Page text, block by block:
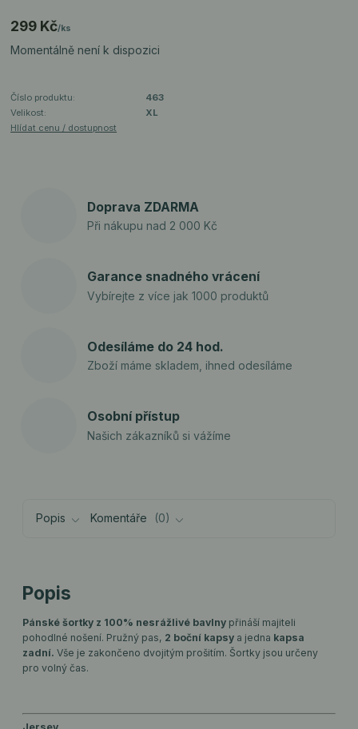
299 Kč/ks
Momentálně není k dispozici
Číslo produktu:
463
Velikost:
XL
Hlídat cenu / dostupnost
Doprava ZDARMA
Při nákupu nad 2 000 Kč
Garance snadného vrácení
Vybírejte z více jak 1000 produktů
Odesíláme do 24 hod.
Zboží máme skladem, ihned odesíláme
Osobní přístup
Našich zákazníků si vážíme
Popis Komentáře 0
Popis
Pánské šortky z 100% nesrážlivé bavlny přináší majiteli
pohodlné nošení. Pružný pas, 2 boční kapsy a jedna kapsa
zadní. Vše je zakončeno dvojitým prošitím. Šortky jsou určeny
pro volný čas.